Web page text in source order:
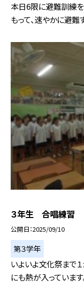
本日6限に避難訓練
もって、速やかに避難
３年生 合唱練習
公開日 2025/09/10
第３学年
いよいよ文化祭まで
にも熱が入っています